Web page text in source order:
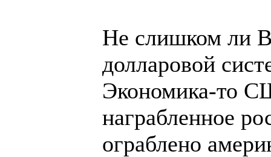
Не слишком ли
долларовой
Экономика-то
награбленное
ограблено